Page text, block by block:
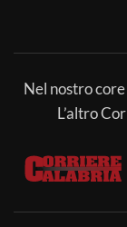
Nel nostro
L’altro